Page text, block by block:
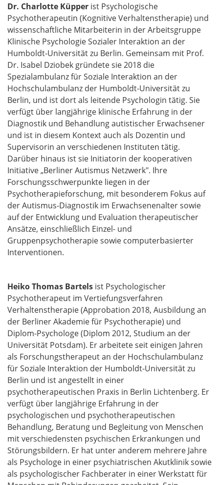
Dr. Charlotte Küpper ist Psychologische
Psychotherapeutin (Kognitive Verhaltenstherapie) und
wissenschaftliche Mitarbeiterin in der Arbeitsgruppe
Klinische Psychologie Sozialer Interaktion an der
Humboldt-Universität zu Berlin. Gemeinsam mit Prof.
Dr. Isabel Dziobek gründete sie 2018 die
Spezialambulanz für Soziale Interaktion an der
Hochschulambulanz der Humboldt-Universität zu
Berlin, und ist dort als leitende Psychologin tätig. Sie
verfügt über langjährige klinische Erfahrung in der
Diagnostik und Behandlung autistischer Erwachsener
und ist in diesem Kontext auch als Dozentin und
Supervisorin an verschiedenen Instituten tätig.
Darüber hinaus ist sie Initiatorin der kooperativen
Initiative „Berliner Autismus Netzwerk". Ihre
Forschungsschwerpunkte liegen in der
Psychotherapieforschung, mit besonderem Fokus auf
der Autismus-Diagnostik im Erwachsenenalter sowie
auf der Entwicklung und Evaluation therapeutischer
Ansätze, einschließlich Einzel- und
Gruppenpsychotherapie sowie computerbasierter
Interventionen.
Heiko Thomas Bartels ist Psychologischer
Psychotherapeut im Vertiefungsverfahren
Verhaltenstherapie (Approbation 2018, Ausbildung an
der Berliner Akademie für Psychotherapie) und
Diplom-Psychologe (Diplom 2012, Studium an der
Universität Potsdam). Er arbeitete seit einigen Jahren
als Forschungstherapeut an der Hochschulambulanz
für Soziale Interaktion der Humboldt-Universität zu
Berlin und ist angestellt in einer
psychotherapeutischen Praxis in Berlin Lichtenberg. Er
verfügt über langjährige Erfahrung in der
psychologischen und psychotherapeutischen
Behandlung, Beratung und Begleitung von Menschen
mit verschiedensten psychischen Erkrankungen und
Störungsbildern. Er hat unter anderem mehrere Jahre
als Psychologe in einer psychiatrischen Akutklinik sowie
als psychologischer Fachberater in einer Werkstatt für